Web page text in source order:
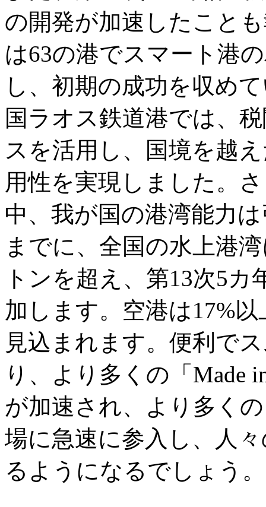
の開発が加速したこと
は63の港でスマート港
し、初期の成功を収め
国ラオス鉄道港では、
スを活用し、国境を越
用性を実現しました。
中、我が国の港湾能力
までに、全国の水上港
トンを超え、第13次5
加します。空港は17%
見込まれます。便利で
り、より多くの「Made
が加速され、より多く
場に急速に参入し、人
るようになるでしょう。